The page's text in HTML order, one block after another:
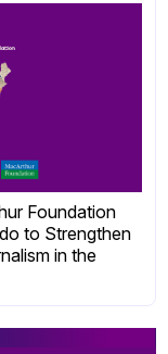
Foundation
to Strengthen
in the